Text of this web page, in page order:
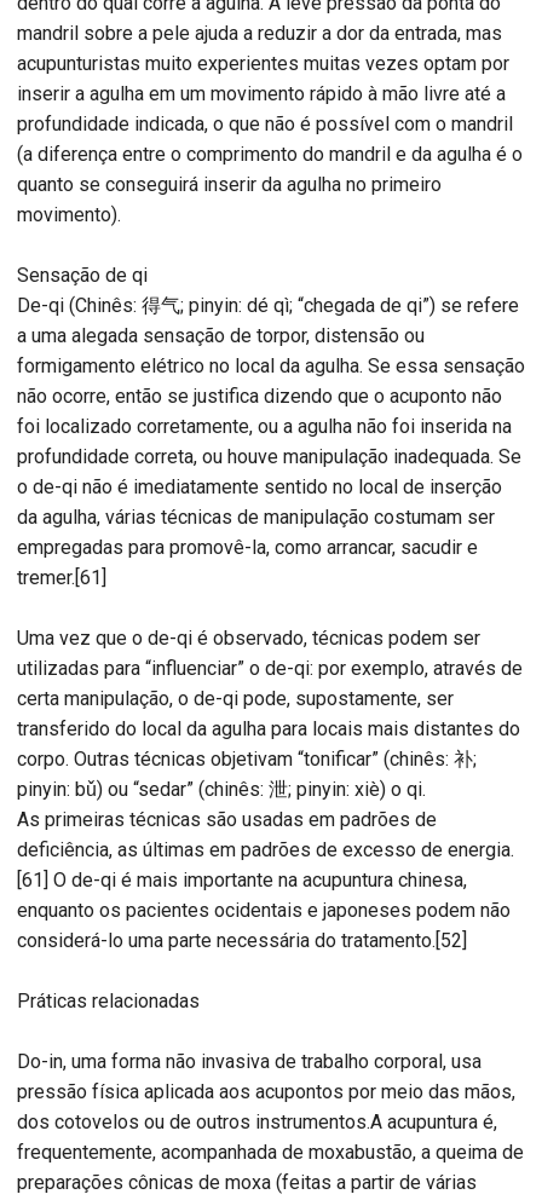
mandril sobre a pele ajuda a reduzir a dor da entrada, mas
acupunturistas muito experientes muitas vezes optam por
inserir a agulha em um movimento rápido à mão livre até a
profundidade indicada, o que não é possível com o mandril
(a diferença entre o comprimento do mandril e da agulha é o
quanto se conseguirá inserir da agulha no primeiro
movimento).
Sensação de qi
De-qi (Chinês: 得气; pinyin: dé qì; “chegada de qi”) se refere
a uma alegada sensação de torpor, distensão ou
formigamento elétrico no local da agulha. Se essa sensação
não ocorre, então se justifica dizendo que o acuponto não
foi localizado corretamente, ou a agulha não foi inserida na
profundidade correta, ou houve manipulação inadequada. Se
o de-qi não é imediatamente sentido no local de inserção
da agulha, várias técnicas de manipulação costumam ser
empregadas para promovê-la, como arrancar, sacudir e
tremer.[61]
Uma vez que o de-qi é observado, técnicas podem ser
utilizadas para “influenciar” o de-qi: por exemplo, através de
certa manipulação, o de-qi pode, supostamente, ser
transferido do local da agulha para locais mais distantes do
corpo. Outras técnicas objetivam “tonificar” (chinês: 补;
pinyin: bǔ) ou “sedar” (chinês: 泄; pinyin: xiè) o qi.
As primeiras técnicas são usadas em padrões de
deficiência, as últimas em padrões de excesso de energia.
[61] O de-qi é mais importante na acupuntura chinesa,
enquanto os pacientes ocidentais e japoneses podem não
considerá-lo uma parte necessária do tratamento.[52]
Práticas relacionadas
Do-in, uma forma não invasiva de trabalho corporal, usa
pressão física aplicada aos acupontos por meio das mãos,
dos cotovelos ou de outros instrumentos.A acupuntura é,
frequentemente, acompanhada de moxabustão, a queima de
preparações cônicas de moxa (feitas a partir de várias